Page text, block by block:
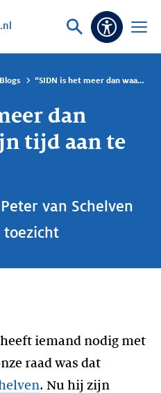
Vraag
Open
“SIDN is het meer dan waard om mijn tijd aan te besteden.”
dan
tijd aan te
van Schelven
toezicht
iemand nodig met
raad was dat
. Nu hij zijn